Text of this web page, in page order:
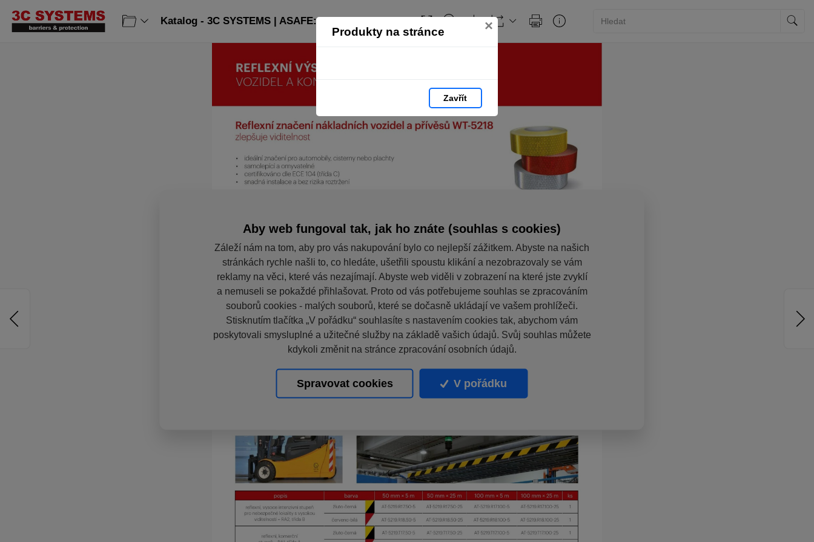
Produkty na stránce ×
Zavřít
Katalog - 3C SYSTEMS | ASAFE: strana 106
Aby web fungoval tak, jak ho znáte (souhlas s cookies)
Záleží nám na tom, aby pro vás nakupování bylo co nejlepší zážitkem. Abyste na našich
stránkách rychle našli to, co hledáte, ušetřili spoustu klikání a nezobrazovaly se vám
reklamy na věci, které vás nezajímají. Abyste web viděli v zobrazení na které jste zvyklí
a nemuseli se pokaždé přihlašovat. Proto od vás potřebujeme souhlas se zpracováním
souborů cookies - malých souborů, které se dočasně ukládají ve vašem prohlížeči.
Stisknutím tlačítka „V pořádku“ souhlasíte s nastavením cookies tak, abychom vám
poskytovali smysluplné a užitečné služby na základě vašich údajů. Svůj souhlas můžete
kdykoli změnit na stránce zpracování osobních údajů.
Spravovat cookies V pořádku